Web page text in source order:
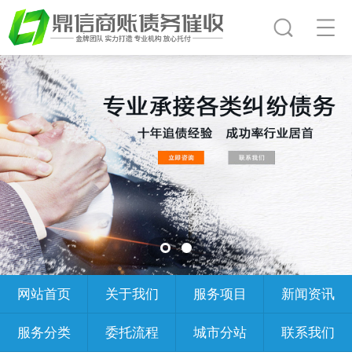
网站首页 关于我们 服务项目 新闻资讯
服务分类 委托流程 城市分站 联系我们